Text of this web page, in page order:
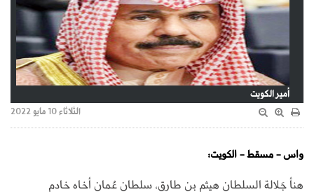
أمير الكويت
الثلاثاء 10 مايو 2022
واس - مسقط - الكويت:
هنأ جَلالة السلطان هيثم بن طارق، سلطان عُمان أخاه خادم